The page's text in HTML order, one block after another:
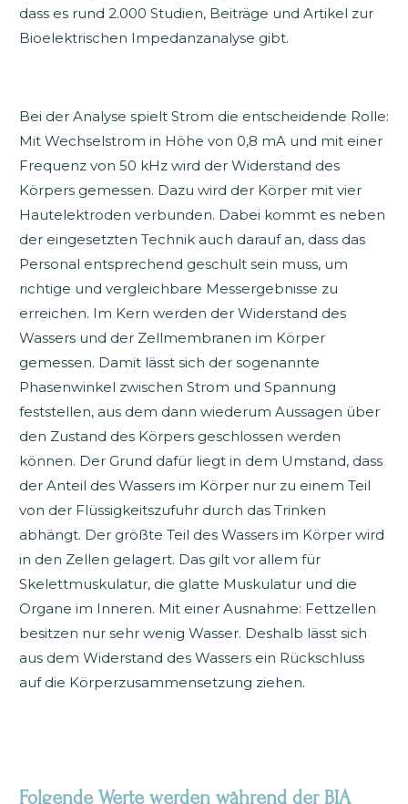
dass es rund 2.000 Studien, Beiträge und Artikel zur
Bioelektrischen Impedanzanalyse gibt.
Bei der Analyse spielt Strom die entscheidende Rolle:
Mit Wechselstrom in Höhe von 0,8 mA und mit einer
Frequenz von 50 kHz wird der Widerstand des
Körpers gemessen. Dazu wird der Körper mit vier
Hautelektroden verbunden. Dabei kommt es neben
der eingesetzten Technik auch darauf an, dass das
Personal entsprechend geschult sein muss, um
richtige und vergleichbare Messergebnisse zu
erreichen. Im Kern werden der Widerstand des
Wassers und der Zellmembranen im Körper
gemessen. Damit lässt sich der sogenannte
Phasenwinkel zwischen Strom und Spannung
feststellen, aus dem dann wiederum Aussagen über
den Zustand des Körpers geschlossen werden
können. Der Grund dafür liegt in dem Umstand, dass
der Anteil des Wassers im Körper nur zu einem Teil
von der Flüssigkeitszufuhr durch das Trinken
abhängt. Der größte Teil des Wassers im Körper wird
in den Zellen gelagert. Das gilt vor allem für
Skelettmuskulatur, die glatte Muskulatur und die
Organe im Inneren. Mit einer Ausnahme: Fettzellen
besitzen nur sehr wenig Wasser. Deshalb lässt sich
aus dem Widerstand des Wassers ein Rückschluss
auf die Körperzusammensetzung ziehen.
Folgende Werte werden während der BIA